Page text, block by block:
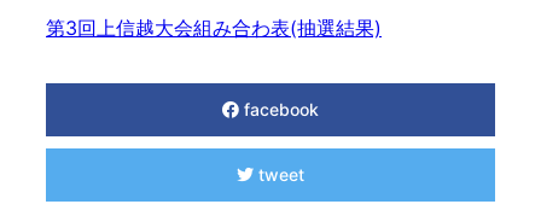
第3回上信越大会組み合わ表(抽選結果)
facebook
tweet